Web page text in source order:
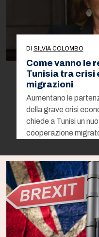
DI SILVIA COLOMBO
Come vanno le
Tunisia tra crisi
migrazioni
Aumentano le
della grave crisi
chiede a Tunisi un
cooperazione